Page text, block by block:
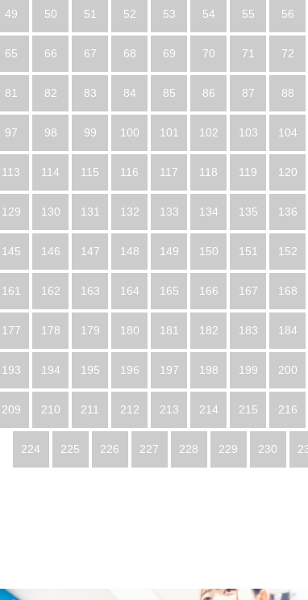
49 50 51 52 53 54 55 56
65 66 67 68 69 70 71 72
81 82 83 84 85 86 87 88
97 98 99 100 101 102 103 104
113 114 115 116 117 118 119 120
129 130 131 132 133 134 135 136
145 146 147 148 149 150 151 152
161 162 163 164 165 166 167 168
177 178 179 180 181 182 183 184
193 194 195 196 197 198 199 200
209 210 211 212 213 214 215 216
224 225 226 227 228 229 230